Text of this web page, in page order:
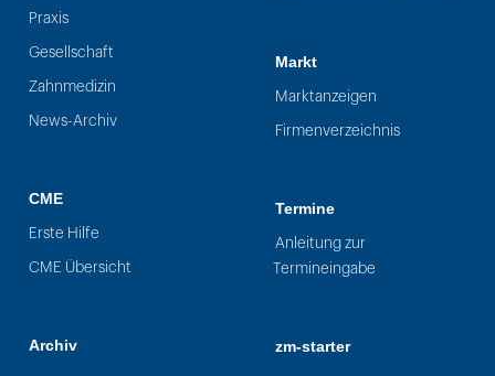
Praxis
Gesellschaft
Zahnmedizin
News-Archiv
CME
Erste Hilfe
CME Übersicht
Archiv
Markt
Marktanzeigen
Firmenverzeichnis
Termine
Anleitung zur
Termineingabe
zm-starter